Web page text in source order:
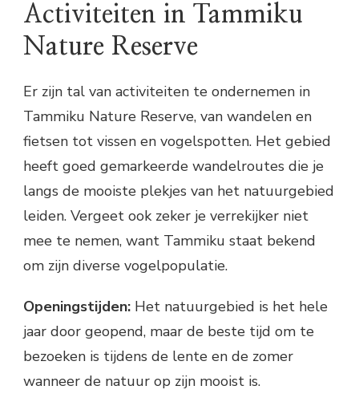
Activiteiten in Tammiku
Nature Reserve
Er zijn tal van activiteiten te ondernemen in
Tammiku Nature Reserve, van wandelen en
fietsen tot vissen en vogelspotten. Het gebied
heeft goed gemarkeerde wandelroutes die je
langs de mooiste plekjes van het natuurgebied
leiden. Vergeet ook zeker je verrekijker niet
mee te nemen, want Tammiku staat bekend
om zijn diverse vogelpopulatie.
Openingstijden: Het natuurgebied is het hele
jaar door geopend, maar de beste tijd om te
bezoeken is tijdens de lente en de zomer
wanneer de natuur op zijn mooist is.